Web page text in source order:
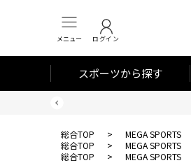
メニュー ログイン
スポーツから探す
総合TOP > MEGA SPORTS
総合TOP
> MEGA SPORTS
総合TOP
> MEGA SPORTS